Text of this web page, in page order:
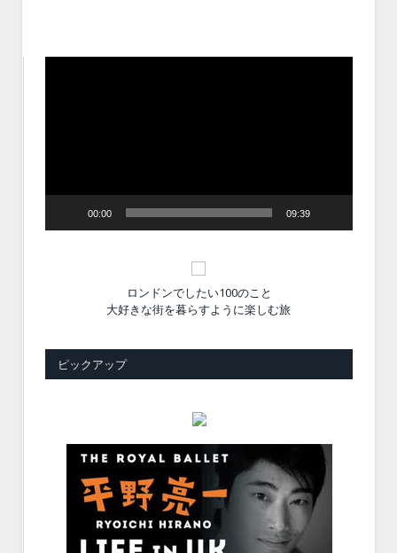
00:00 09:39
ロンドンでしたい100のこと
大好きな街を暮らすように楽しむ旅
ピックアップ